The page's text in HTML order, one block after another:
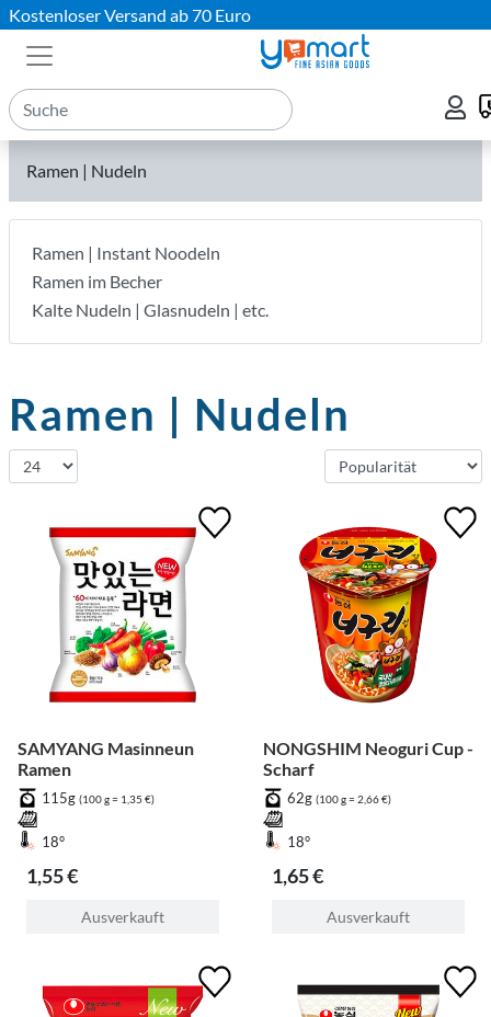
Kostenloser Versand ab 70 Euro
Ramen | Nudeln
Ramen | Instant Noodeln
Ramen im Becher
Kalte Nudeln | Glasnudeln | etc.
Ramen | Nudeln
SAMYANG Masinneun
Ramen
115g (100 g = 1,35 €)
18°
1,55 €
Ausverkauft
NONGSHIM Neoguri Cup -
Scharf
62g (100 g = 2,66 €)
18°
1,65 €
Ausverkauft